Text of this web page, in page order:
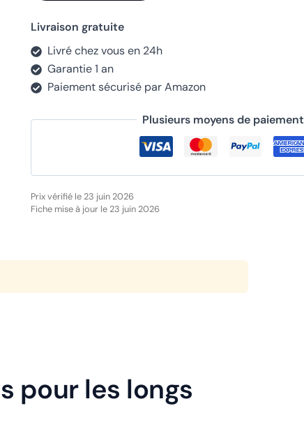
Livraison gratuite
Livré chez vous en 24h
Garantie 1 an
Paiement sécurisé par Amazon
Plusieurs moyens de paiement
Prix vérifié le 23 juin 2026
Fiche mise à jour le 23 juin 2026
pour les longs